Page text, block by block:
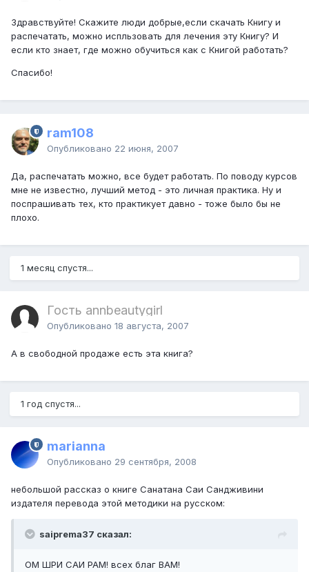
Здравствуйте! Скажите люди добрые,если скачать Книгу и
распечатать, можно испльзовать для лечения эту Книгу? И
если кто знает, где можно обучиться как с Книгой работать?
Спасибо!
ram108
Опубликовано 22 июня, 2007
Да, распечатать можно, все будет работать. По поводу курсов
мне не известно, лучший метод - это личная практика. Ну и
поспрашивать тех, кто практикует давно - тоже было бы не
плохо.
1 месяц спустя...
Гость annbeautygirl
Опубликовано 18 августа, 2007
А в свободной продаже есть эта книга?
1 год спустя...
marianna
Опубликовано 29 сентября, 2008
небольшой рассказ о книге Санатана Саи Сандживини
издателя перевода этой методики на русском:
saiprema37 сказал:
ОМ ШРИ САИ РАМ! всех благ ВАМ!